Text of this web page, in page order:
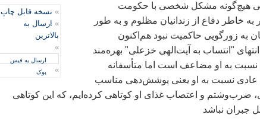
» نسخه قابل چاپ
» ارسال به
بالاترین
»
ارسال به فیس
بوک
»
هيچ‌گونه مشکل شخصی با حکومت
به خاطر دفاع از زندانيان مظلوم و به طور
به زورگويی حاکميت نبود هم‌اکنون
"انتساب به آيت‌الهی خزعلی" بهره‌مند
به او مضاعف است اما متأسفانه
عادی نسبت به او يعنی پوشش‌دهی مناسب
ضرب‌وشتم و اعتصاب غذای او کوتاهی کرده‌ايم، که اين کوتاهی
جبران نباشد